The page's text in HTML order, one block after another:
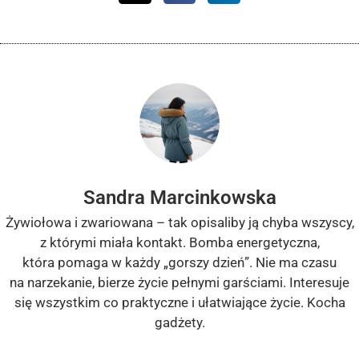
Sandra Marcinkowska
Żywiołowa i zwariowana – tak opisaliby ją chyba wszyscy,
z którymi miała kontakt. Bomba energetyczna,
która pomaga w każdy „gorszy dzień”. Nie ma czasu
na narzekanie, bierze życie pełnymi garściami. Interesuje
się wszystkim co praktyczne i ułatwiające życie. Kocha
gadżety.